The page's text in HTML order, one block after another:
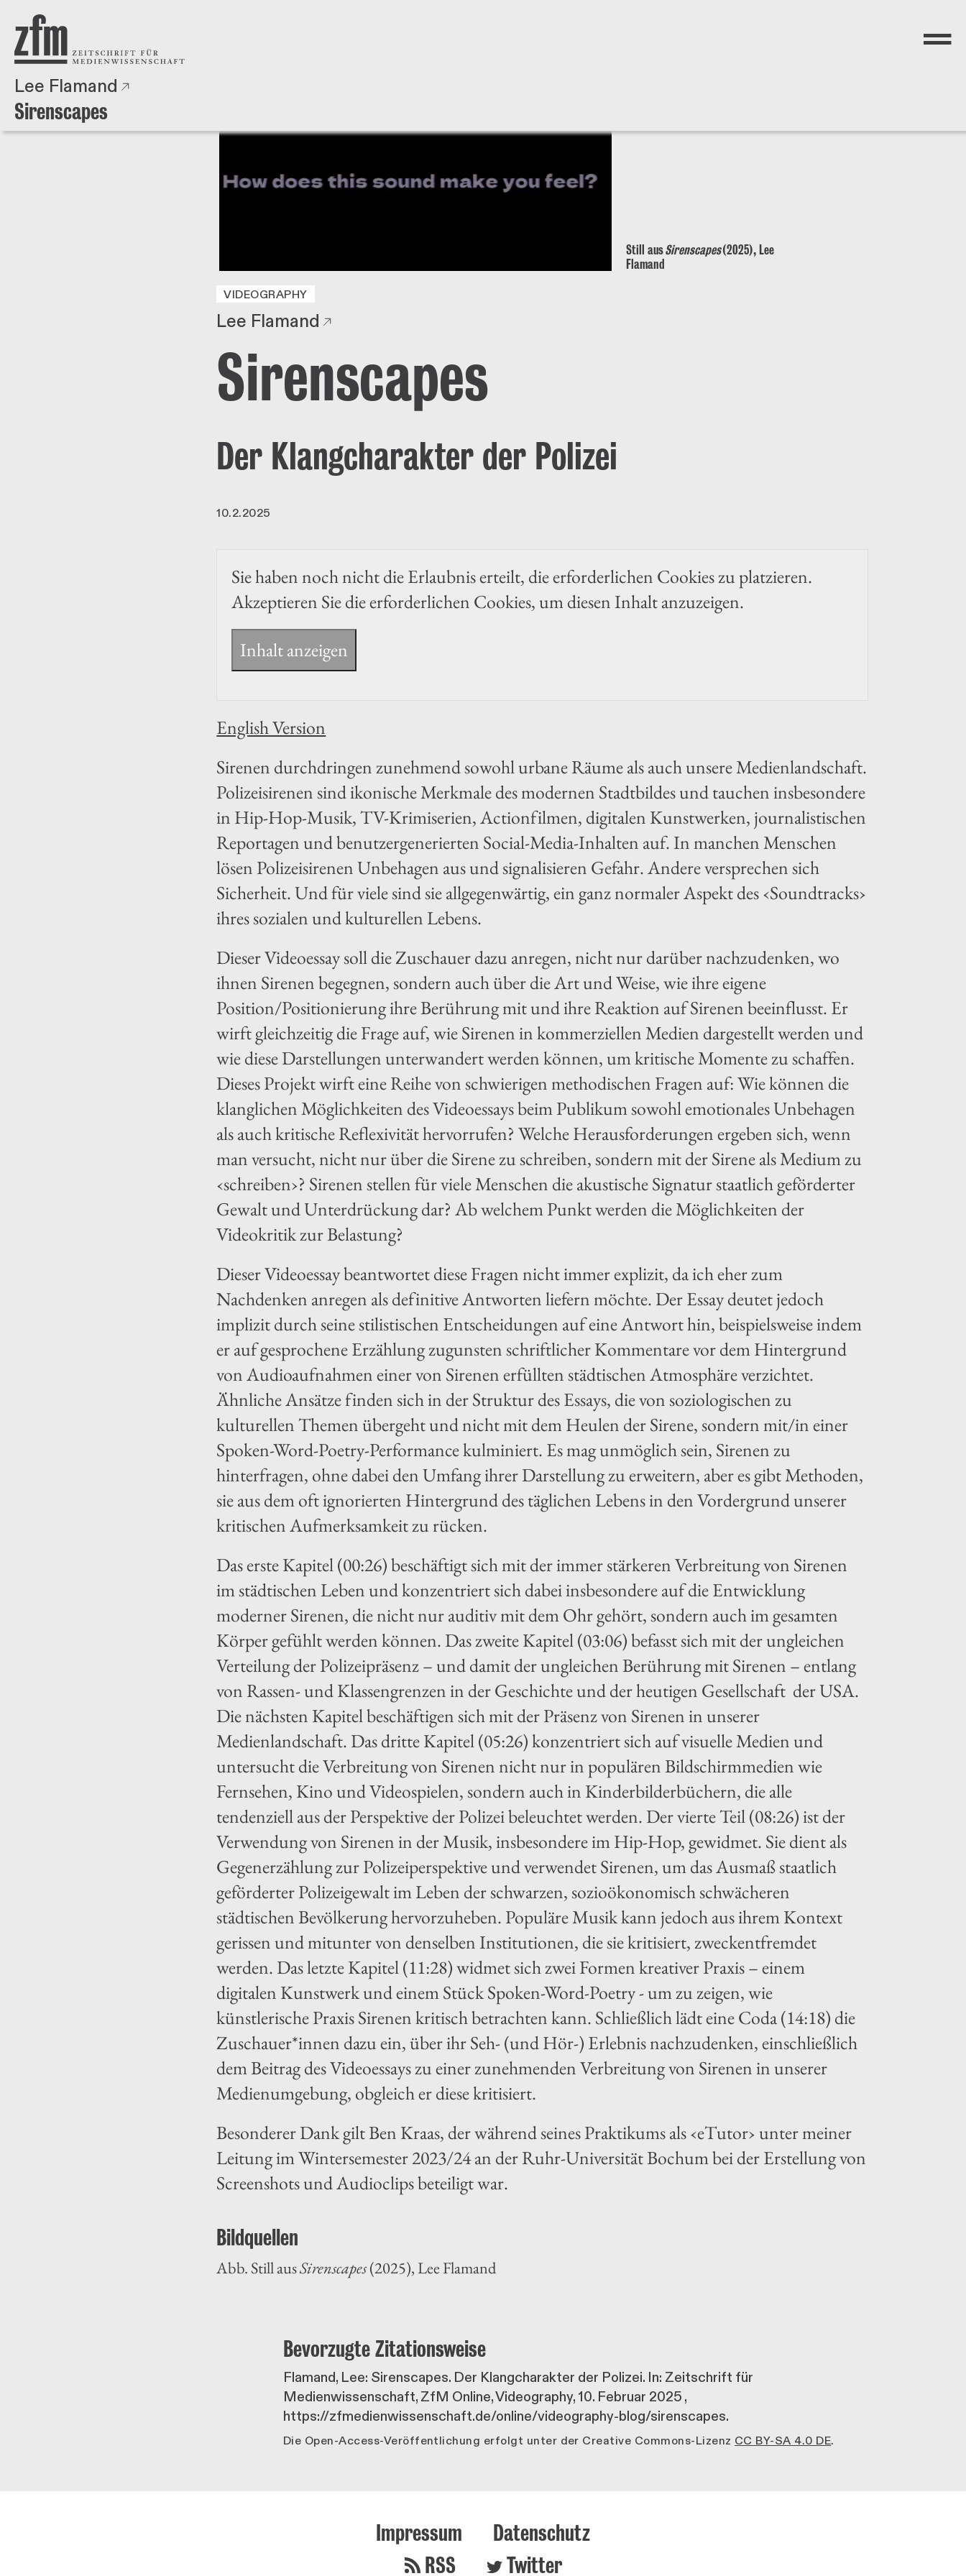
ZEITSCHRIFT FÜR
MEDIENWISSENSCHAFT
Menü
Lee Flamand
Sirenscapes
zurück
Still ausSirenscapes(2025), Lee
Flamand
VIDEOGRAPHY
Lee Flamand
Sirenscapes
Der Klangcharakter der Polizei
10.2.2025
Sie haben noch nicht die Erlaubnis erteilt, die erforderlichen Cookies zu platzieren.
Akzeptieren Sie die erforderlichen Cookies, um diesen Inhalt anzuzeigen.
Inhalt anzeigen
English Version
Sirenen durchdringen zunehmend sowohl urbane Räume als auch unsere Medienlandschaft.
Polizeisirenen sind ikonische Merkmale des modernen Stadtbildes und tauchen insbesondere
in Hip-Hop-Musik, TV-Krimiserien, Actionfilmen, digitalen Kunstwerken, journalistischen
Reportagen und benutzergenerierten Social-Media-Inhalten auf. In manchen Menschen
lösen Polizeisirenen Unbehagen aus und signalisieren Gefahr. Andere versprechen sich
Sicherheit. Und für viele sind sie allgegenwärtig, ein ganz normaler Aspekt des ‹Soundtracks›
ihres sozialen und kulturellen Lebens.
Dieser Videoessay soll die Zuschauer dazu anregen, nicht nur darüber nachzudenken, wo
ihnen Sirenen begegnen, sondern auch über die Art und Weise, wie ihre eigene
Position/Positionierung ihre Berührung mit und ihre Reaktion auf Sirenen beeinflusst. Er
wirft gleichzeitig die Frage auf, wie Sirenen in kommerziellen Medien dargestellt werden und
wie diese Darstellungen unterwandert werden können, um kritische Momente zu schaffen.
Dieses Projekt wirft eine Reihe von schwierigen methodischen Fragen auf: Wie können die
klanglichen Möglichkeiten des Videoessays beim Publikum sowohl emotionales Unbehagen
als auch kritische Reflexivität hervorrufen? Welche Herausforderungen ergeben sich, wenn
man versucht, nicht nur über die Sirene zu schreiben, sondern mit der Sirene als Medium zu
‹schreiben›? Sirenen stellen für viele Menschen die akustische Signatur staatlich geförderter
Gewalt und Unterdrückung dar? Ab welchem ​​Punkt werden die Möglichkeiten der
Videokritik zur Belastung?
Dieser Videoessay beantwortet diese Fragen nicht immer explizit, da ich eher zum
Nachdenken anregen als definitive Antworten liefern möchte. Der Essay deutet jedoch
implizit durch seine stilistischen Entscheidungen auf eine Antwort hin, beispielsweise indem
er auf gesprochene Erzählung zugunsten schriftlicher Kommentare vor dem Hintergrund
von Audioaufnahmen einer von Sirenen erfüllten städtischen Atmosphäre verzichtet.
Ähnliche Ansätze finden sich in der Struktur des Essays, die von soziologischen zu
kulturellen Themen übergeht und nicht mit dem Heulen der Sirene, sondern mit/in einer
Spoken-Word-Poetry-Performance kulminiert. Es mag unmöglich sein, Sirenen zu
hinterfragen, ohne dabei den Umfang ihrer Darstellung zu erweitern, aber es gibt Methoden,
sie aus dem oft ignorierten Hintergrund des täglichen Lebens in den Vordergrund unserer
kritischen Aufmerksamkeit zu rücken.
Das erste Kapitel (00:26) beschäftigt sich mit der immer stärkeren Verbreitung von Sirenen
im städtischen Leben und konzentriert sich dabei insbesondere auf die Entwicklung
moderner Sirenen, die nicht nur auditiv mit dem Ohr gehört, sondern auch im gesamten
Körper gefühlt werden können. Das zweite Kapitel (03:06) befasst sich mit der ungleichen
Verteilung der Polizeipräsenz – und damit der ungleichen Berührung mit Sirenen – entlang
von Rassen- und Klassengrenzen in der Geschichte und der heutigen Gesellschaft der USA.
Die nächsten Kapitel beschäftigen sich mit der Präsenz von Sirenen in unserer
Medienlandschaft. Das dritte Kapitel (05:26) konzentriert sich auf visuelle Medien und
untersucht die Verbreitung von Sirenen nicht nur in populären Bildschirmmedien wie
Fernsehen, Kino und Videospielen, sondern auch in Kinderbilderbüchern, die alle
tendenziell aus der Perspektive der Polizei beleuchtet werden. Der vierte Teil (08:26) ist der
Verwendung von Sirenen in der Musik, insbesondere im Hip-Hop, gewidmet. Sie dient als
Gegenerzählung zur Polizeiperspektive und verwendet Sirenen, um das Ausmaß staatlich
geförderter Polizeigewalt im Leben der schwarzen, sozioökonomisch schwächeren
städtischen Bevölkerung hervorzuheben. Populäre Musik kann jedoch aus ihrem Kontext
gerissen und mitunter von denselben Institutionen, die sie kritisiert, zweckentfremdet
werden. Das letzte Kapitel (11:28) widmet sich zwei Formen kreativer Praxis – einem
digitalen Kunstwerk und einem Stück Spoken-Word-Poetry - um zu zeigen, wie
künstlerische Praxis Sirenen kritisch betrachten kann. Schließlich lädt eine Coda (14:18) die
Zuschauer*innen dazu ein, über ihr Seh- (und Hör-) Erlebnis nachzudenken, einschließlich
dem Beitrag des Videoessays zu einer zunehmenden Verbreitung von Sirenen in unserer
Medienumgebung, obgleich er diese kritisiert.
Besonderer Dank gilt Ben Kraas, der während seines Praktikums als ‹eTutor› unter meiner
Leitung im Wintersemester 2023/24 an der Ruhr-Universität Bochum bei der Erstellung von
Screenshots und Audioclips beteiligt war.
Bildquellen
Abb. Still ausSirenscapes(2025), Lee Flamand
Bevorzugte Zitationsweise
Flamand, Lee: Sirenscapes. Der Klangcharakter der Polizei. In: Zeitschrift für
Medienwissenschaft, ZfM Online, Videography, 10. Februar 2025 ,
https://zfmedienwissenschaft.de/online/videography-blog/sirenscapes.
Die Open-Access-Veröffentlichung erfolgt unter der Creative Commons-Lizenz CC BY-SA 4.0 DE.
Impressum
Datenschutz
RSS
Twitter